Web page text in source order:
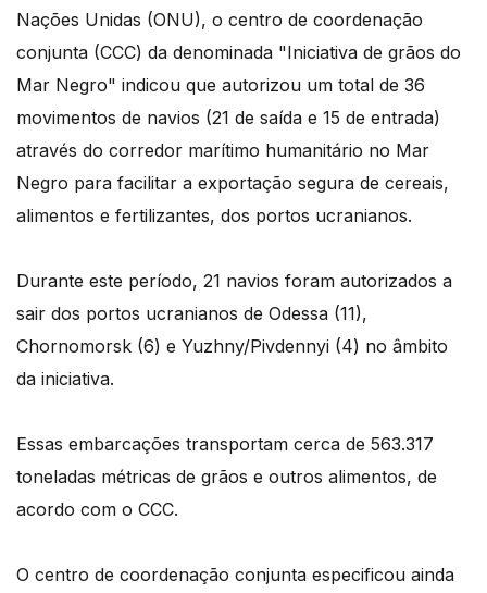
Nações Unidas (ONU), o centro de coordenação
conjunta (CCC) da denominada "Iniciativa de grãos do
Mar Negro" indicou que autorizou um total de 36
movimentos de navios (21 de saída e 15 de entrada)
através do corredor marítimo humanitário no Mar
Negro para facilitar a exportação segura de cereais,
alimentos e fertilizantes, dos portos ucranianos.
Durante este período, 21 navios foram autorizados a
sair dos portos ucranianos de Odessa (11),
Chornomorsk (6) e Yuzhny/Pivdennyi (4) no âmbito
da iniciativa.
Essas embarcações transportam cerca de 563.317
toneladas métricas de grãos e outros alimentos, de
acordo com o CCC.
O centro de coordenação conjunta especificou ainda